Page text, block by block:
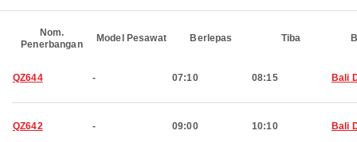
Nom.
Penerbangan
Model Pesawat Berlepas Tiba
QZ644 - 07:10 08:15 Bali
QZ642 - 09:00 10:10 Bali